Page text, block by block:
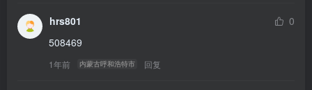
hrs801
0
508469
1年前 内蒙古呼和浩特市 回复